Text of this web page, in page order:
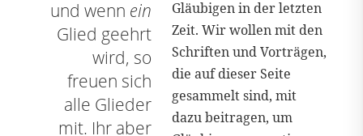
und wenn ein
Glied geehrt
wird, so
freuen sich
alle Glieder
mit. Ihr aber
Gläubigen in der letzten
Zeit. Wir wollen mit den
Schriften und Vorträgen,
die auf dieser Seite
gesammelt sind, mit
dazu beitragen, um